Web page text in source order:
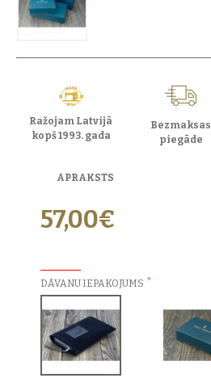
Ražojam Latvijā
kopš 1993. gada
Bezmaksas
piegāde
APRAKSTS
57,00€
DĀVANU IEPAKOJUMS